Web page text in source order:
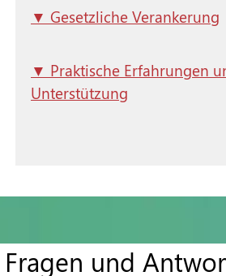
Gesetzliche
Teilzeit durchgeführt
Unterstützung
Fragen und